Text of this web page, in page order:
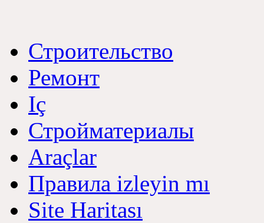
Строительство
Ремонт
Iç
Стройматериалы
Araçlar
Правила izleyin mı
Site Haritası